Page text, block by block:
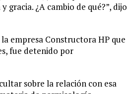
¿A cambio de qué?”, dijo
empresa Constructora HP que
fue detenido por
sobre la relación con esa